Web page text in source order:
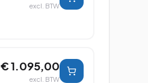
excl. BTW
€ 1.095,00
excl. BTW